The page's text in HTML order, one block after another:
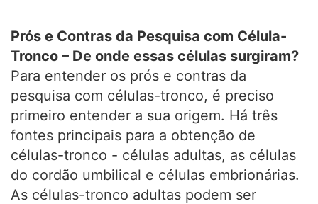
Prós e Contras da Pesquisa com Célula-
Tronco – De onde essas células surgiram?
Para entender os prós e contras da
pesquisa com células-tronco, é preciso
primeiro entender a sua origem. Há três
fontes principais para a obtenção de
células-tronco - células adultas, as células
do cordão umbilical e células embrionárias.
As células-tronco adultas podem ser